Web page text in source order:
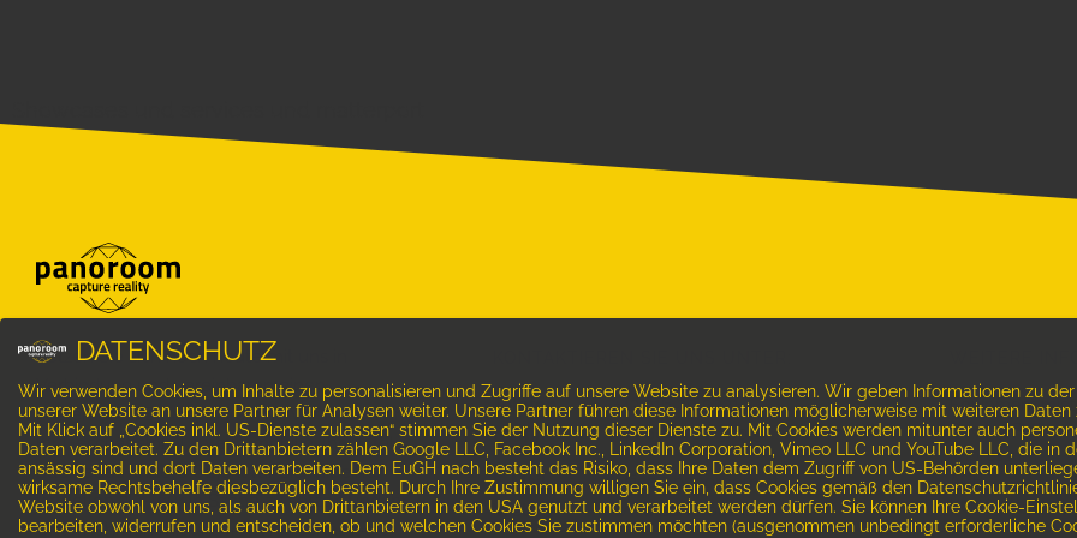
Setzen Sie sich noch heute mit uns in
Verbindung und vereinbaren einen
kostenlosen Beratungstermin. Wir freuen uns
Ihr Geschäftslokal, Ihre Immobilie, Ihr Hotel
oder jedes andere Objekt für Sie mit einer
virtuellen 3D-Tour in Szene zu setzen und Ihr
Unternehmen mit unserer VR-Technologie
Telefon
+43 316 30 9221
Hotline
+43 664 460 360 9
E-Mail
office@panoroom.at
Web
www.panoroom.at
Equipment
Privacy Policy
Impressum
AGB
Kundenlogin
DATENSCHUTZ
Wir verwenden Cookies, um Inhalte zu personalisieren und Zugriffe auf unsere Website zu analysieren. Wir geben Informationen zu
unserer Website an unsere Partner für Analysen weiter. Unsere Partner führen diese Informationen möglicherweise mit weiteren Daten
Mit Klick auf „Cookies inkl. US-Dienste zulassen“ stimmen Sie der Nutzung dieser Dienste zu. Mit Cookies werden mitunter auch
Daten verarbeitet. Zu den Drittanbietern zählen Google LLC, Facebook Inc., LinkedIn Corporation, Vimeo LLC und YouTube LLC, die in
ansässig sind und dort Daten verarbeiten. Dem EuGH nach besteht das Risiko, dass Ihre Daten dem Zugriff von US-Behörden
wirksame Rechtsbehelfe diesbezüglich besteht. Durch Ihre Zustimmung willigen Sie ein, dass Cookies gemäß den
Website obwohl von uns, als auch von Drittanbietern in den USA genutzt und verarbeitet werden dürfen. Sie können Ihre Cookie-
bearbeiten, widerrufen und entscheiden, ob und welchen Cookies Sie zustimmen möchten (ausgenommen unbedingt erforderliche